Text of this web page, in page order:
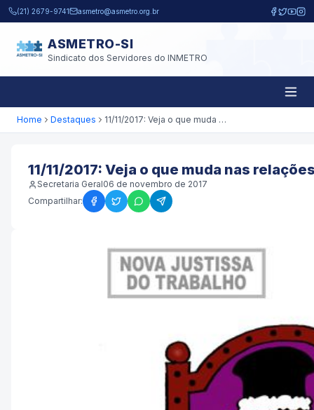
Pular para o conteúdo principal
(21) 2679-9741 asmetro@asmetro.org.br
ASMETRO-SI
Sindicato dos Servidores do INMETRO
Home Destaques 11/11/2017: Veja o que muda nas relações trabalhistas
11/11/2017: Veja o que muda nas
Secretaria Geral06 de novembro de 2017
Compartilhar: